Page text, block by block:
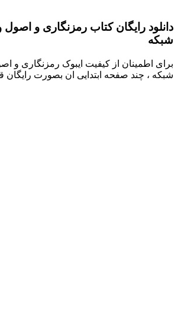
دانلود رایگان کتاب رمزنگاری و
شبکه
برای اطمینان از کیفیت ایبوک رمزنگاری و
شبکه ، چند صفحه ابتدایی ان بصورت رایگان